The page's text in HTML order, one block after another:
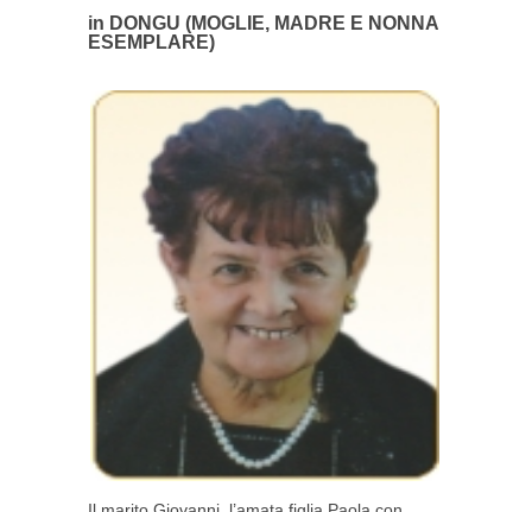
in DONGU (MOGLIE, MADRE E NONNA
ESEMPLARE)